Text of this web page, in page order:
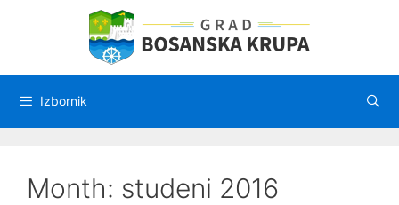
Izbornik
Month: studeni 2016